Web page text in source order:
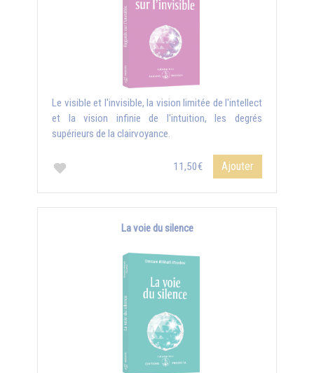
Le visible et l'invisible, la vision limitée de l'intellect
et la vision infinie de l'intuition, les degrés
supérieurs de la clairvoyance.
11,50€ Ajouter
La voie du silence